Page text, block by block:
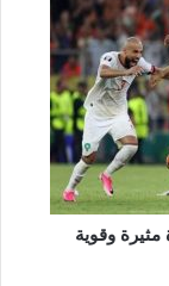
مثيرة وقوية